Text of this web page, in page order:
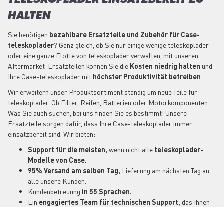
HALTEN
Sie benötigen bezahlbare Ersatzteile und Zubehör für Case-
teleskoplader? Ganz gleich, ob Sie nur einige wenige teleskoplader
oder eine ganze Flotte von teleskoplader verwalten, mit unseren
Aftermarket-Ersatzteilen können Sie die Kosten niedrig halten und
Ihre Case-teleskoplader mit höchster Produktivität betreiben
Wir erweitern unser Produktsortiment ständig um neue Teile für
teleskoplader. Ob Filter, Reifen, Batterien oder Motorkomponenten ...
Was Sie auch suchen, bei uns finden Sie es bestimmt! Unsere
Ersatzteile sorgen dafür, dass Ihre Case-teleskoplader immer
einsatzbereit sind. Wir bieten:
Support für die meisten, wenn nicht alle teleskoplader-
Modelle von Case.
95% Versand am selben Tag, Lieferung am nächsten Tag an
alle unsere Kunden.
Kundenbetreuung in 55 Sprachen.
Ein engagiertes Team für technischen Support, das Ihnen